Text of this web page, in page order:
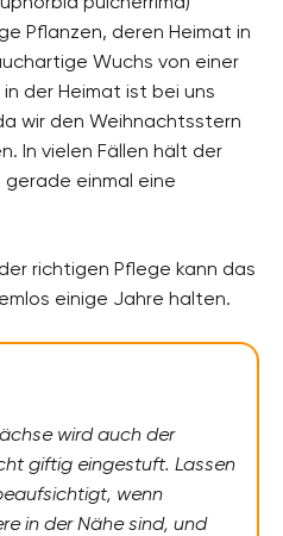
Euphorbiaceae
Pflanzen, deren Heimat in
Wuchs von einer
der Heimat ist bei uns
wir den Weihnachtsstern
In vielen Fällen hält der
einmal eine
richtigen Pflege kann das
einige Jahre halten.
wird auch der
giftig eingestuft. Lassen
wenn
in der Nähe sind, und